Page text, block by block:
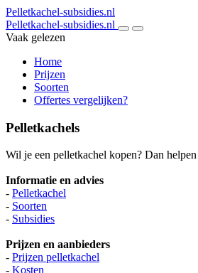
Pelletkachel-subsidies.nl
Pelletkachel-subsidies.nl
Vaak gelezen
Home
Prijzen
Soorten
Offertes vergelijken?
Pelletkachels
Wil je een pelletkachel kopen? Dan
Informatie en advies
- Pelletkachel
- Soorten
- Subsidies
Prijzen en aanbieders
- Prijzen pelletkachel
- Kosten